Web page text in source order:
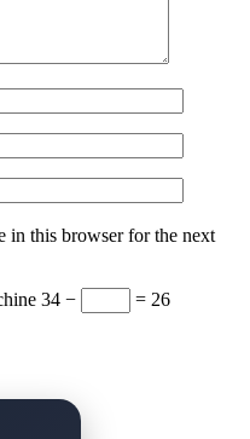
in this browser for the next
34 − = 26